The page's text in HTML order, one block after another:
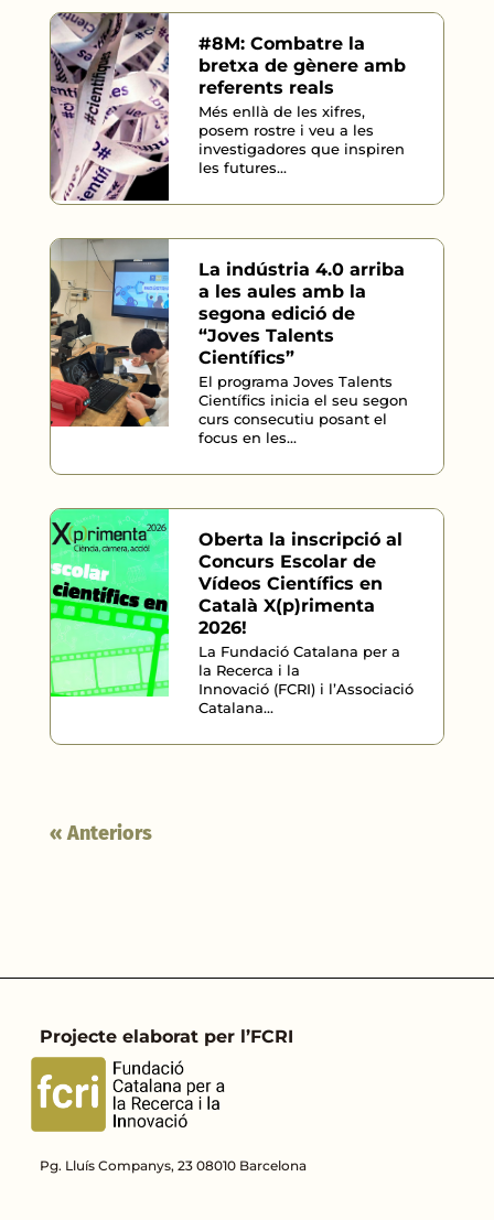
#8M: Combatre la
bretxa de gènere amb
referents reals
Més enllà de les xifres,
posem rostre i veu a les
investigadores que inspiren
les futures...
La indústria 4.0 arriba
a les aules amb la
segona edició de
“Joves Talents
Científics”
El programa Joves Talents
Científics inicia el seu segon
curs consecutiu posant el
focus en les...
Oberta la inscripció al
Concurs Escolar de
Vídeos Científics en
Català X(p)rimenta
2026!
La Fundació Catalana per a
la Recerca i la
Innovació (FCRI) i l’Associació
Catalana...
« Anteriors
Projecte elaborat per l’FCRI
Pg. Lluís Companys, 23 08010 Barcelona